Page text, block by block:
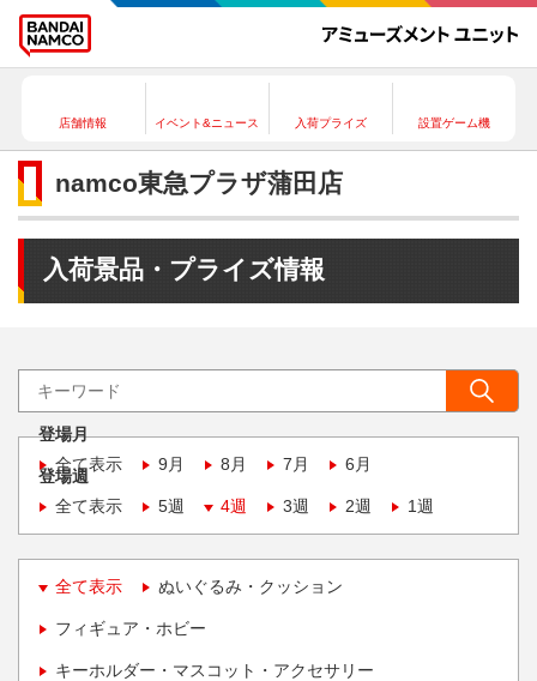
店舗情報 イベント&ニュース 入荷プライズ 設置ゲーム機
namco東急プラザ蒲田店
入荷景品・プライズ情報
登場月
全て表示
9月 8月 7月 6月
登場週
全て表示
5週 4週 3週 2週 1週
全て表示 ぬいぐるみ・クッション
フィギュア・ホビー
キーホルダー・マスコット・アクセサリー